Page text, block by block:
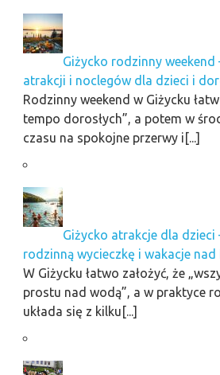
Giżycko rodzinny weekend
atrakcji i noclegów dla dzieci i
Rodzinny weekend w Giżycku
tempo dorosłych”, a potem w
czasu na spokojne przerwy i[...]
Giżycko atrakcje dla dzieci
rodzinną wycieczkę i wakacje nad
W Giżycku łatwo założyć, że
prostu nad wodą”, a w praktyce
układa się z kilku[...]